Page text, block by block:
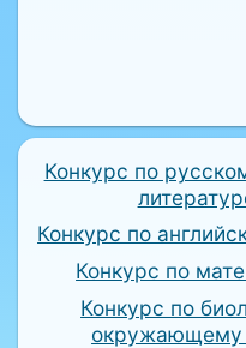
Конкурс по
Конкурс по
Конкурс по
Конкурс по
окружающему